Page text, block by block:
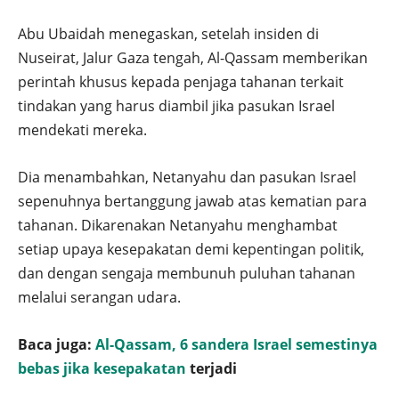
Abu Ubaidah menegaskan, setelah insiden di
Nuseirat, Jalur Gaza tengah, Al-Qassam memberikan
perintah khusus kepada penjaga tahanan terkait
tindakan yang harus diambil jika pasukan Israel
mendekati mereka.
Dia menambahkan, Netanyahu dan pasukan Israel
sepenuhnya bertanggung jawab atas kematian para
tahanan. Dikarenakan Netanyahu menghambat
setiap upaya kesepakatan demi kepentingan politik,
dan dengan sengaja membunuh puluhan tahanan
melalui serangan udara.
Baca juga: Al-Qassam, 6 sandera Israel semestinya
bebas jika kesepakatan terjadi